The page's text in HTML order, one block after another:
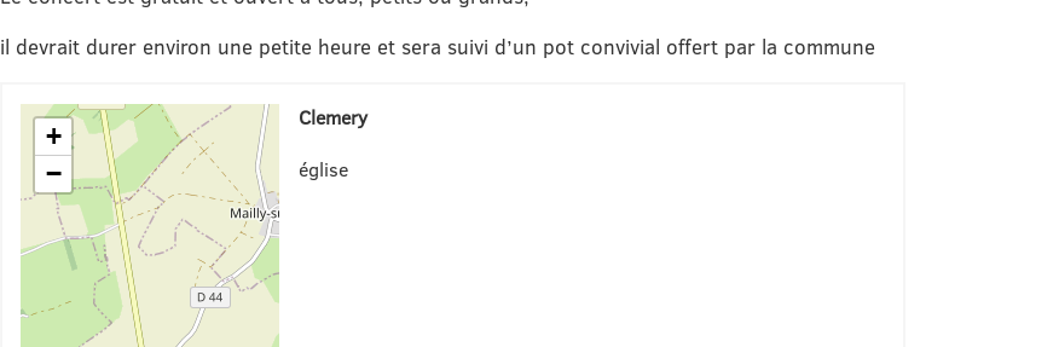
il devrait durer environ une petite heure et sera suivi d’un pot convivial offert par la commune
+
−
Clemery
église